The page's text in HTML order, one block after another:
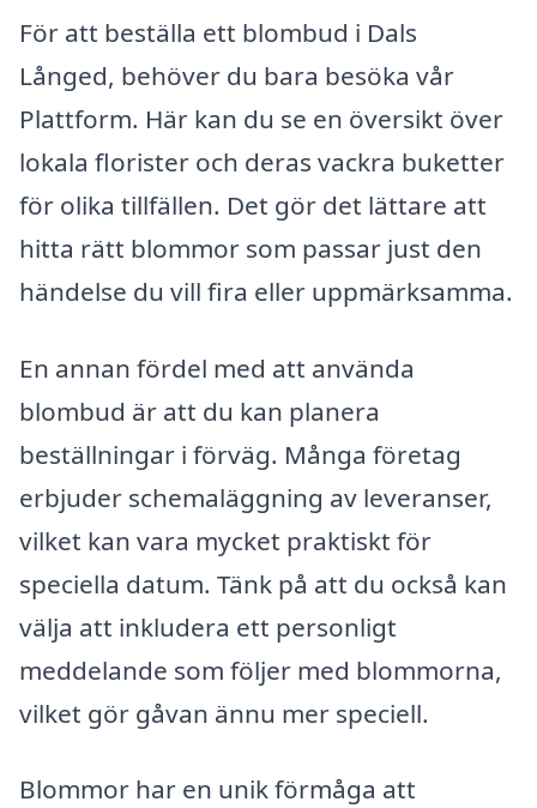
För att beställa ett blombud i Dals
Långed, behöver du bara besöka vår
Plattform. Här kan du se en översikt över
lokala florister och deras vackra buketter
för olika tillfällen. Det gör det lättare att
hitta rätt blommor som passar just den
händelse du vill fira eller uppmärksamma.
En annan fördel med att använda
blombud är att du kan planera
beställningar i förväg. Många företag
erbjuder schemaläggning av leveranser,
vilket kan vara mycket praktiskt för
speciella datum. Tänk på att du också kan
välja att inkludera ett personligt
meddelande som följer med blommorna,
vilket gör gåvan ännu mer speciell.
Blommor har en unik förmåga att